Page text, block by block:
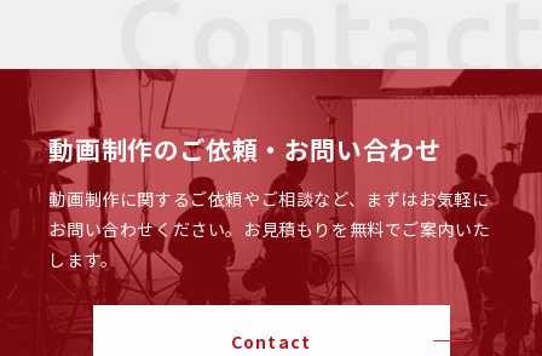
動画制作のご依頼・お問い合わせ
動画制作に関するご依頼やご相談など、まずはお気軽に
お問い合わせください。 お見積もりを無料でご案内いた
します。
Contact